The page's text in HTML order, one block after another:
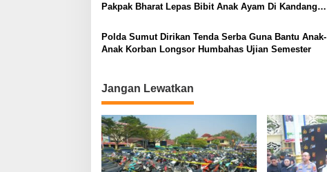
Pakpak Bharat Lepas Bibit Anak Ayam Di Kandang
Polda Sumut Dirikan Tenda Serba Guna Bantu Anak-
Anak Korban Longsor Humbahas Ujian Semester
Jangan Lewatkan